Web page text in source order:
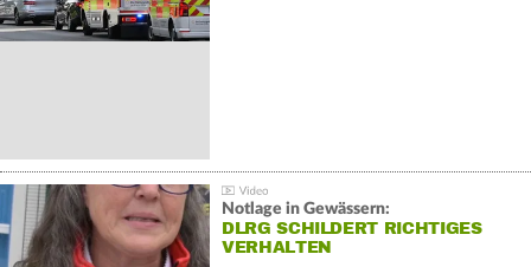
Notlage in Gewässern:
DLRG SCHILDERT RICHTIGES
VERHALTEN